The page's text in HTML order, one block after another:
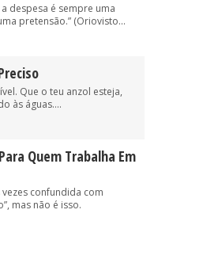
despesa é sempre uma
pretensão.” (Oriovisto...
Que o teu anzol esteja,
às águas....
Quem Trabalha Em
confundida com
mas não é isso.